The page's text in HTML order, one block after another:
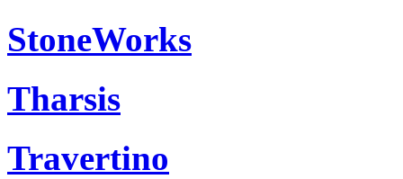
StoneWorks
Tharsis
Travertino